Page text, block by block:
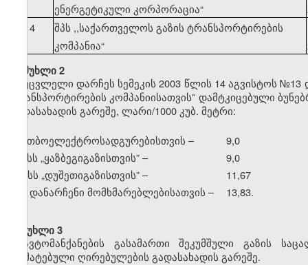
ენერგეტიკული კორპორაცია“
4
შპს ,,საქართველოს გაზის ტრანსპორტირების
კომპანია“
მუხლი 2
უცვლელი დარჩეს სემეკის 2003 წლის 14 აგვისტოს
ტრანსპორტირების კომპანიისათვის” დამტკიცებული
გადასახადის გარეშე, ლარი/1000 კუბ. მეტრი:
ა) თბოელექტროსადგურებისთვის –
9,0
ბ) სს„ყაზბეგიგაზისთვის” –
9,0
გ) სს„დუშეთიგაზისთვის” –
11,67
დ) დანარჩენი მომხმარებლებისათვის –
13,83.
მუხლი 3
ავტომანქანების გასამართი შეკუმშული გაზის
დამატებული ღირებულების გადასახადის გარეშე.